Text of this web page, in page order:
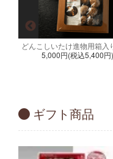
どんこしいたけ進物用箱入
5,000円(税込5,400円)
ギフト商品